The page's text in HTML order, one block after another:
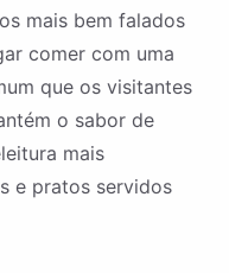
mais bem falados
comer com uma
que os visitantes
o sabor de
mais
e pratos servidos